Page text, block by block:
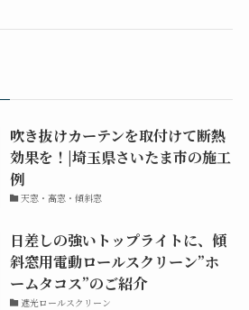
吹き抜けカーテンを取付けて断熱
効果を！|埼玉県さいたま市の施工
例
天窓・高窓・傾斜窓
日差しの強いトップライトに、傾
斜窓用電動ロールスクリーン”ホ
ームタコス”のご紹介
遮光ロールスクリーン